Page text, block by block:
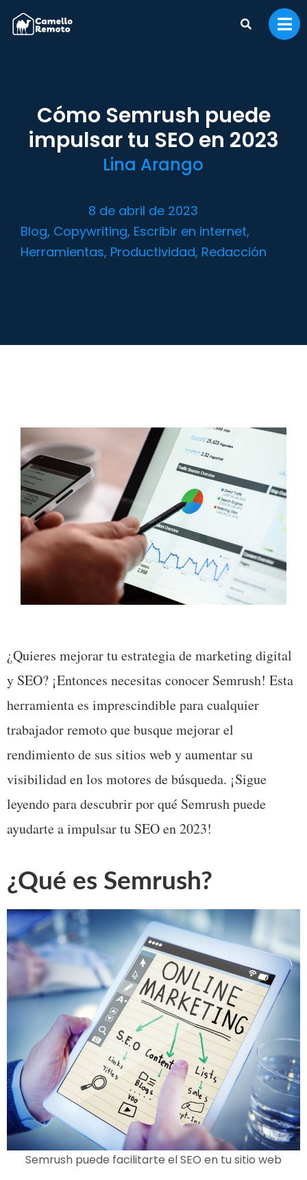
Cómo Semrush puede
impulsar tu SEO en 2023
Lina Arango
8 de abril de 2023
Blog, Copywriting, Escribir en internet,
Herramientas, Productividad, Redacción
¿Quieres mejorar tu estrategia de marketing digital
y SEO? ¡Entonces necesitas conocer Semrush! Esta
herramienta es imprescindible para cualquier
trabajador remoto que busque mejorar el
rendimiento de sus sitios web y aumentar su
visibilidad en los motores de búsqueda. ¡Sigue
leyendo para descubrir por qué Semrush puede
ayudarte a impulsar tu SEO en 2023!
¿Qué es Semrush?
Semrush puede facilitarte el SEO en tu sitio web